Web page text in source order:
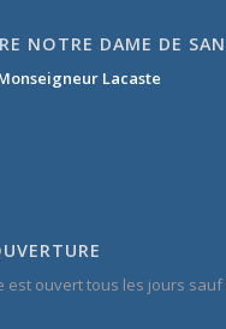
NOTRE DAME DE
Lacaste
est ouvert tous les jours